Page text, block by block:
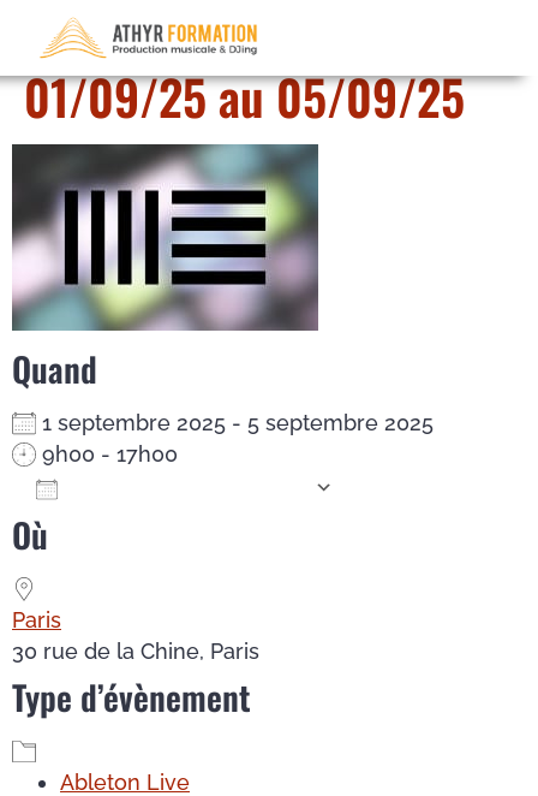
Ableton Live – du
01/09/25 au 05/09/25
Quand
1 septembre 2025 - 5 septembre 2025
9h00 - 17h00
Où
Paris
30 rue de la Chine, Paris
Type d’évènement
Ableton Live